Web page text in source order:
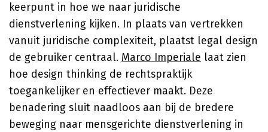
keerpunt in hoe we naar juridische
dienstverlening kijken. In plaats van vertrekken
vanuit juridische complexiteit, plaatst legal design
de gebruiker centraal. Marco Imperiale laat zien
hoe design thinking de rechtspraktijk
toegankelijker en effectiever maakt. Deze
benadering sluit naadloos aan bij de bredere
beweging naar mensgerichte dienstverlening in